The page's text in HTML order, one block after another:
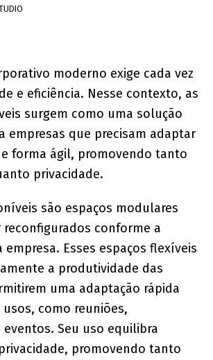
moderno exige cada vez
e eficiência. Nesse contexto, as
surgem como uma solução
empresas que precisam adaptar
forma ágil, promovendo tanto
privacidade.
são espaços modulares
conforme a
empresa. Esses espaços flexíveis
a produtividade das
uma adaptação rápida
como reuniões,
Seu uso equilibra
promovendo tanto